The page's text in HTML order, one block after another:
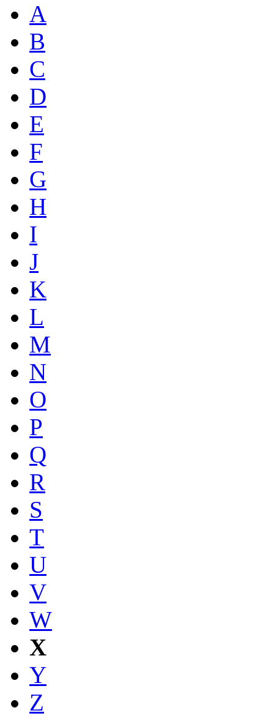
A
B
C
D
E
F
G
H
I
J
K
L
M
N
O
P
Q
R
S
T
U
V
W
X
Y
Z